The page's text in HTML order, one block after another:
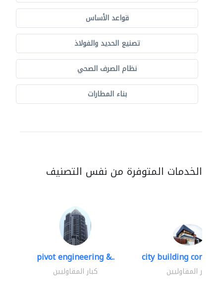
قواعد الأساس
تصنيع الحديد والفولاذ
نظام الصرف الصحي
بناء المطارات
الخدمات المتوفرة من نفس التصنيف
pivot engineering &..
كبار المقاوليين
city building
كبار المقاوليين